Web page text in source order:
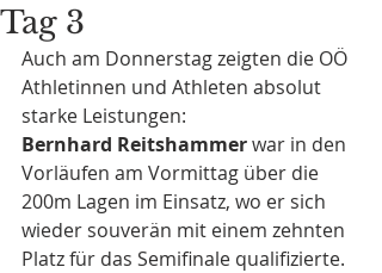
Tag 3
Auch am Donnerstag zeigten die OÖ
Athletinnen und Athleten absolut
starke Leistungen:
Bernhard Reitshammer war in den
Vorläufen am Vormittag über die
200m Lagen im Einsatz, wo er sich
wieder souverän mit einem zehnten
Platz für das Semifinale qualifizierte.